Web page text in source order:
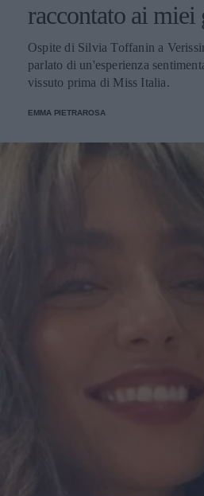
raccontato ai
Ospite di Silvia Toffanin a
parlato di un'esperienza
vissuto prima di Miss Italia.
EMMA PIETRAROSA